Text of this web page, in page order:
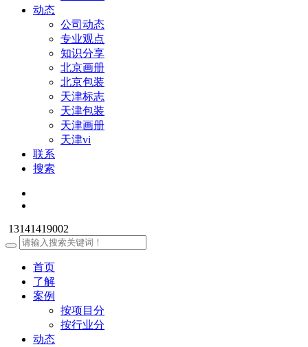
动态
公司动态
专业观点
知识分享
北京画册
北京包装
天津标志
天津包装
天津画册
天津vi
联系
搜索
13141419002
首页
了解
案例
按项目分
按行业分
动态